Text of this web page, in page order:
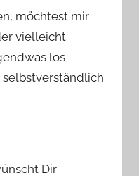
möchtest mir
vielleicht
los
Dir